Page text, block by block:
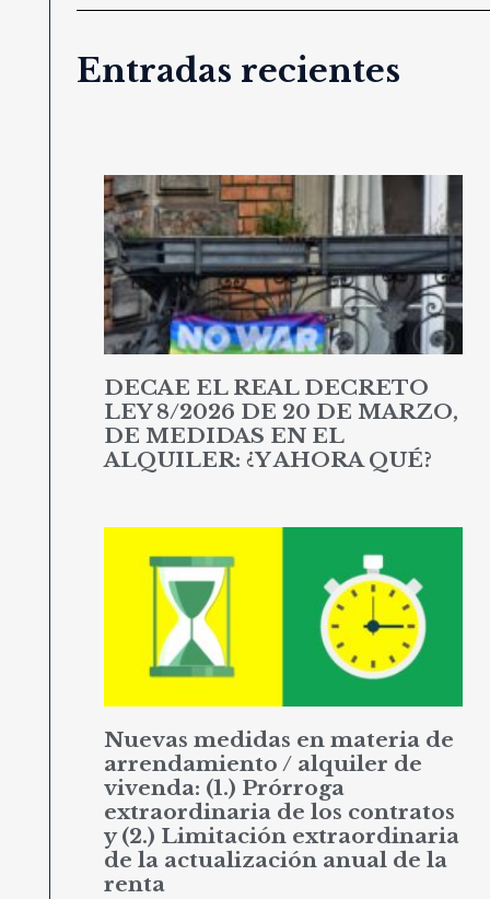
Entradas recientes
DECAE EL REAL DECRETO
LEY 8/2026 DE 20 DE MARZO,
DE MEDIDAS EN EL
ALQUILER: ¿Y AHORA QUÉ?
Nuevas medidas en materia de
arrendamiento / alquiler de
vivenda: (1.) Prórroga
extraordinaria de los contratos
y (2.) Limitación extraordinaria
de la actualización anual de la
renta